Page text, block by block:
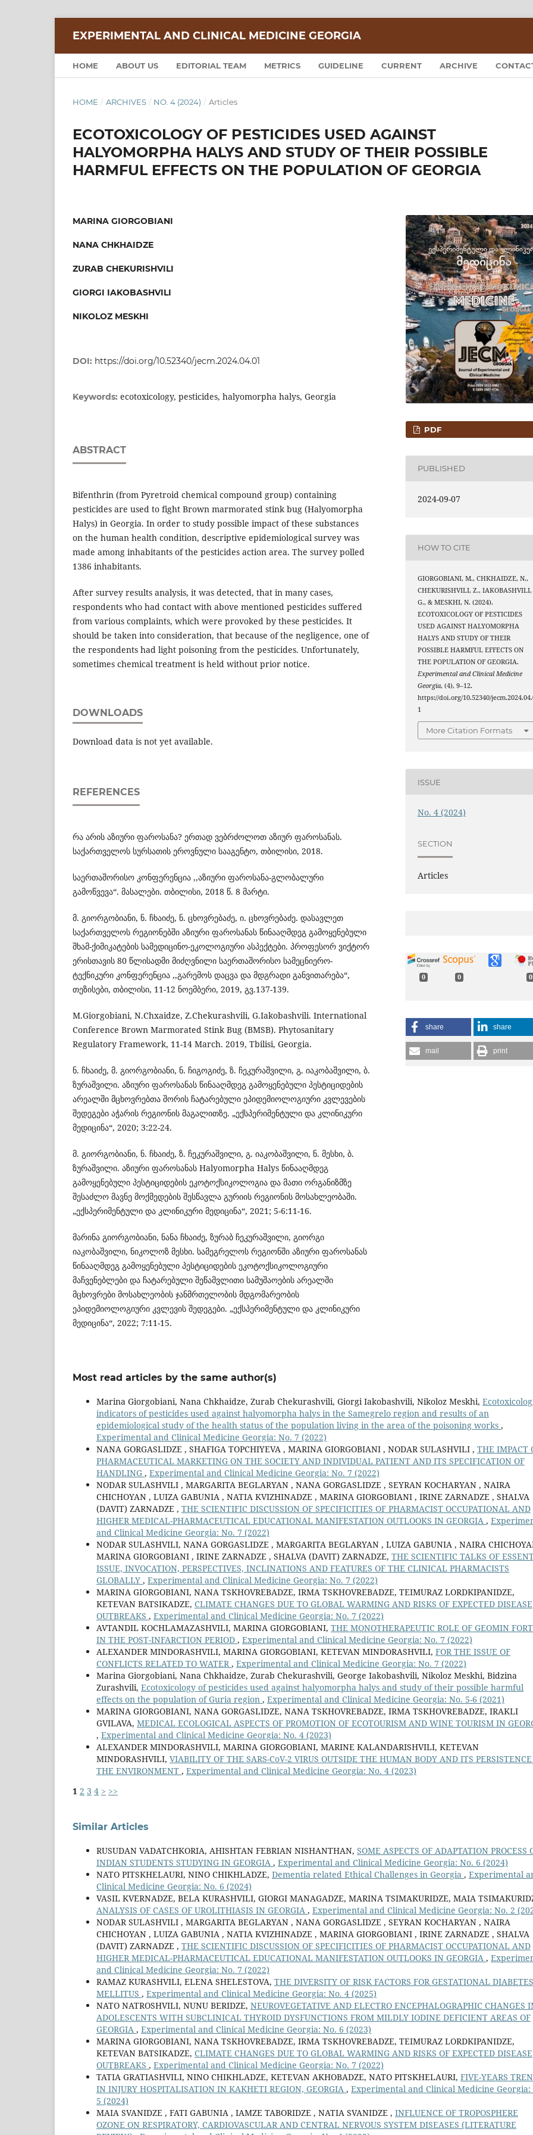
EXPERIMENTAL AND CLINICAL MEDICINE GEORGIA
HOME ABOUT US EDITORIAL TEAM METRICS GUIDELINE CURRENT ARCHIVE
HOME / ARCHIVES / NO. 4 (2024) / Articles
ECOTOXICOLOGY OF PESTICIDES USED AGAINST
HALYOMORPHA HALYS AND STUDY OF THEIR POSSIBLE
HARMFUL EFFECTS ON THE POPULATION OF GEORGIA
MARINA GIORGOBIANI
NANA CHKHAIDZE
ZURAB CHEKURISHVILI
GIORGI IAKOBASHVILI
NIKOLOZ MESKHI
DOI: https://doi.org/10.52340/jecm.2024.04.01
Keywords: ecotoxicology, pesticides, halyomorpha halys, Georgia
ABSTRACT
Bifenthrin (from Pyretroid chemical compound group) containing
pesticides are used to fight Brown marmorated stink bug (Halyomorpha
Halys) in Georgia. In order to study possible impact of these substances
on the human health condition, descriptive epidemiological survey was
made among inhabitants of the pesticides action area. The survey polled
1386 inhabitants.
After survey results analysis, it was detected, that in many cases,
respondents who had contact with above mentioned pesticides suffered
from various complaints, which were provoked by these pesticides. It
should be taken into consideration, that because of the negligence, one of
the respondents had light poisoning from the pesticides. Unfortunately,
sometimes chemical treatment is held without prior notice.
DOWNLOADS
Download data is not yet available.
REFERENCES
რა არის აზიური ფაროსანა? ერთად ვებრძოლოთ აზიურ ფაროსანას.
საქართველოს სურსათის ეროვნული სააგენტო, თბილისი, 2018.
საერთაშორისო კონფერენცია ,,აზიური ფაროსანა-გლობალური
გამოწვევა“. მასალები. თბილისი, 2018 წ. 8 მარტი.
მ. გიორგობიანი, ნ. ჩხაიძე, ნ. ცხოვრებაძე, ი. ცხოვრებაძე. დასავლეთ
საქართველოს რეგიონებში აზიური ფაროსანას წინააღმდეგ გამოყენებული
შხამ-ქიმიკატების სამედიცინო-ეკოლოგიური ასპექტები. პროფესორ ვიქტორ
ერისთავის 80 წლისადმი მიძღვნილი საერთაშორისო სამეცნიერო-
ტექნიკური კონფერენცია ,,გარემოს დაცვა და მდგრადი განვითარება“,
თეზისები, თბილისი, 11-12 ნოემბერი, 2019, გვ.137-139.
M.Giorgobiani, N.Chxaidze, Z.Chekurashvili, G.Iakobashvili. International
Conference Brown Marmorated Stink Bug (BMSB). Phytosanitary
Regulatory Framework, 11-14 March. 2019, Tbilisi, Georgia.
ნ. ჩხაიძე, მ. გიორგობიანი, ნ. ჩიგოგიძე, ზ. ჩეკურაშვილი, გ. იაკობაშვილი, ბ.
ზურაშვილი. აზიური ფაროსანას წინააღმდეგ გამოყენებული პესტიციდების
არეალში მცხოვრებთა შორის ჩატარებული ეპიდემიოლოგიური კვლევების
შედეგები აჭარის რეგიონის მაგალითზე. „ექსპერიმენტული და კლინიკური
მედიცინა“, 2020; 3:22-24.
მ. გიორგობიანი, ნ. ჩხაიძე, ზ. ჩეკურაშვილი, გ. იაკობაშვილი, ნ. მესხი, ბ.
ზურაშვილი. აზიური ფაროსანას Halyomorpha Halys წინააღმდეგ
გამოყენებული პესტიციდების ეკოტოქსიკოლოგია და მათი ორგანიზმზე
შესაძლო მავნე მოქმედების შესწავლა გურიის რეგიონის მოსახლეობაში.
„ექსპერიმენტული და კლინიკური მედიცინა“, 2021; 5-6:11-16.
მარინა გიორგობიანი, ნანა ჩხაიძე, ზურაბ ჩეკურაშვილი, გიორგი
იაკობაშვილი, ნიკოლოზ მესხი. სამეგრელოს რეგიონში აზიური ფაროსანას
წინააღმდეგ გამოყენებული პესტიციდების ეკოტოქსიკოლოგიური
მაჩვენებლები და ჩატარებული შეწამვლითი სამუშაოების არეალში
მცხოვრები მოსახლეობის ჯანმრთელობის მდგომარეობის
ეპიდემიოლოგიური კვლევის შედეგები. „ექსპერიმენტული და კლინიკური
მედიცინა“, 2022; 7:11-15.
PDF
PUBLISHED
2024-09-07
HOW TO CITE
GIORGOBIANI, M., CHKHAIDZE, N.,
CHEKURISHVILI, Z., IAKOBASHVILI,
G., & MESKHI, N. (2024).
ECOTOXICOLOGY OF PESTICIDES
USED AGAINST HALYOMORPHA
HALYS AND STUDY OF THEIR
POSSIBLE HARMFUL EFFECTS ON
THE POPULATION OF GEORGIA.
Experimental and Clinical Medicine
Georgia, (4), 9–12.
https://doi.org/10.52340/
1
More Citation Formats
ISSUE
No. 4 (2024)
SECTION
Articles
0 0 0
share share
mail print
Most read articles by the same author(s)
Marina Giorgobiani, Nana Chkhaidze, Zurab Chekurashvili, Giorgi Iakobashvili, Nikoloz Meskhi,
indicators of pesticides used against halyomorpha halys in the Samegrelo region and results of an
epidemiological study of the health status of the population living in the area of the poisoning works ,
Experimental and Clinical Medicine Georgia: No. 7 (2022)
NANA GORGASLIDZE , SHAFIGA TOPCHIYEVA , MARINA GIORGOBIANI , NODAR SULASHVILI , THE IMPACT
PHARMACEUTICAL MARKETING ON THE SOCIETY AND INDIVIDUAL PATIENT AND ITS SPECIFICATION OF
HANDLING , Experimental and Clinical Medicine Georgia: No. 7 (2022)
NODAR SULASHVILI , MARGARITA BEGLARYAN , NANA GORGASLIDZE , SEYRAN KOCHARYAN , NAIRA
CHICHOYAN , LUIZA GABUNIA , NATIA KVIZHINADZE , MARINA GIORGOBIANI , IRINE ZARNADZE , SHALVA
(DAVIT) ZARNADZE , THE SCIENTIFIC DISCUSSION OF SPECIFICITIES OF PHARMACIST OCCUPATIONAL AND
HIGHER MEDICAL-PHARMACEUTICAL EDUCATIONAL MANIFESTATION OUTLOOKS IN GEORGIA ,
and Clinical Medicine Georgia: No. 7 (2022)
NODAR SULASHVILI, NANA GORGASLIDZE , MARGARITA BEGLARYAN , LUIZA GABUNIA , NAIRA
MARINA GIORGOBIANI , IRINE ZARNADZE , SHALVA (DAVIT) ZARNADZE, THE SCIENTIFIC TALKS OF
ISSUE, INVOCATION, PERSPECTIVES, INCLINATIONS AND FEATURES OF THE CLINICAL PHARMACISTS
GLOBALLY , Experimental and Clinical Medicine Georgia: No. 7 (2022)
MARINA GIORGOBIANI, NANA TSKHOVREBADZE, IRMA TSKHOVREBADZE, TEIMURAZ LORDKIPANIDZE,
KETEVAN BATSIKADZE, CLIMATE CHANGES DUE TO GLOBAL WARMING AND RISKS OF EXPECTED DISEASE
OUTBREAKS , Experimental and Clinical Medicine Georgia: No. 7 (2022)
AVTANDIL KOCHLAMAZASHVILI, MARINA GIORGOBIANI, THE MONOTHERAPEUTIC ROLE OF GEOMIN
IN THE POST-INFARCTION PERIOD , Experimental and Clinical Medicine Georgia: No. 7 (2022)
ALEXANDER MINDORASHVILI, MARINA GIORGOBIANI, KETEVAN MINDORASHVILI, FOR THE ISSUE OF
CONFLICTS RELATED TO WATER, Experimental and Clinical Medicine Georgia: No. 7 (2022)
Marina Giorgobiani, Nana Chkhaidze, Zurab Chekurashvili, George Iakobashvili, Nikoloz Meskhi, Bidzina
Zurashvili, Ecotoxicology of pesticides used against halyomorpha halys and study of their possible harmful
effects on the population of Guria region , Experimental and Clinical Medicine Georgia: No. 5-6 (2021)
MARINA GIORGOBIANI, NANA GORGASLIDZE, NANA TSKHOVREBADZE, IRMA TSKHOVREBADZE, IRAKLI
GVILAVA, MEDICAL ECOLOGICAL ASPECTS OF PROMOTION OF ECOTOURISM AND WINE TOURISM IN
, Experimental and Clinical Medicine Georgia: No. 4 (2023)
ALEXANDER MINDORASHVILI, MARINA GIORGOBIANI, MARINE KALANDARISHVILI, KETEVAN
MINDORASHVILI, VIABILITY OF THE SARS-CoV-2 VIRUS OUTSIDE THE HUMAN BODY AND ITS
THE ENVIRONMENT , Experimental and Clinical Medicine Georgia: No. 4 (2023)
1 2 3 4 > >>
Similar Articles
RUSUDAN VADATCHKORIA, AHISHTAN FEBRIAN NISHANTHAN, SOME ASPECTS OF ADAPTATION PROCESS
INDIAN STUDENTS STUDYING IN GEORGIA , Experimental and Clinical Medicine Georgia: No. 6 (2024)
NATO PITSKHELAURI, NINO CHIKHLADZE, Dementia related Ethical Challenges in Georgia , Experimental
Clinical Medicine Georgia: No. 6 (2024)
VASIL KVERNADZE, BELA KURASHVILI, GIORGI MANAGADZE, MARINA TSIMAKURIDZE, MAIA
ANALYSIS OF CASES OF UROLITHIASIS IN GEORGIA , Experimental and Clinical Medicine Georgia: No. 2
NODAR SULASHVILI , MARGARITA BEGLARYAN , NANA GORGASLIDZE , SEYRAN KOCHARYAN , NAIRA
CHICHOYAN , LUIZA GABUNIA , NATIA KVIZHINADZE , MARINA GIORGOBIANI , IRINE ZARNADZE , SHALVA
(DAVIT) ZARNADZE , THE SCIENTIFIC DISCUSSION OF SPECIFICITIES OF PHARMACIST OCCUPATIONAL AND
HIGHER MEDICAL-PHARMACEUTICAL EDUCATIONAL MANIFESTATION OUTLOOKS IN GEORGIA ,
and Clinical Medicine Georgia: No. 7 (2022)
RAMAZ KURASHVILI, ELENA SHELESTOVA, THE DIVERSITY OF RISK FACTORS FOR GESTATIONAL DIABETES
MELLITUS , Experimental and Clinical Medicine Georgia: No. 4 (2025)
NATO NATROSHVILI, NUNU BERIDZE, NEUROVEGETATIVE AND ELECTRO ENCEPHALOGRAPHIC CHANGES
ADOLESCENTS WITH SUBCLINICAL THYROID DYSFUNCTIONS FROM MILDLY IODINE DEFICIENT AREAS OF
GEORGIA , Experimental and Clinical Medicine Georgia: No. 6 (2023)
MARINA GIORGOBIANI, NANA TSKHOVREBADZE, IRMA TSKHOVREBADZE, TEIMURAZ LORDKIPANIDZE,
KETEVAN BATSIKADZE, CLIMATE CHANGES DUE TO GLOBAL WARMING AND RISKS OF EXPECTED DISEASE
OUTBREAKS , Experimental and Clinical Medicine Georgia: No. 7 (2022)
TATIA GRATIASHVILI, NINO CHIKHLADZE, KETEVAN AKHOBADZE, NATO PITSKHELAURI, FIVE-YEARS
IN INJURY HOSPITALISATION IN KAKHETI REGION, GEORGIA , Experimental and Clinical Medicine Georgia:
5 (2024)
MAIA SVANIDZE , FATI GABUNIA , IAMZE TABORIDZE , NATIA SVANIDZE , INFLUENCE OF TROPOSPHERE
OZONE ON RESPIRATORY, CARDIOVASCULAR AND CENTRAL NERVOUS SYSTEM DISEASES (LITERATURE